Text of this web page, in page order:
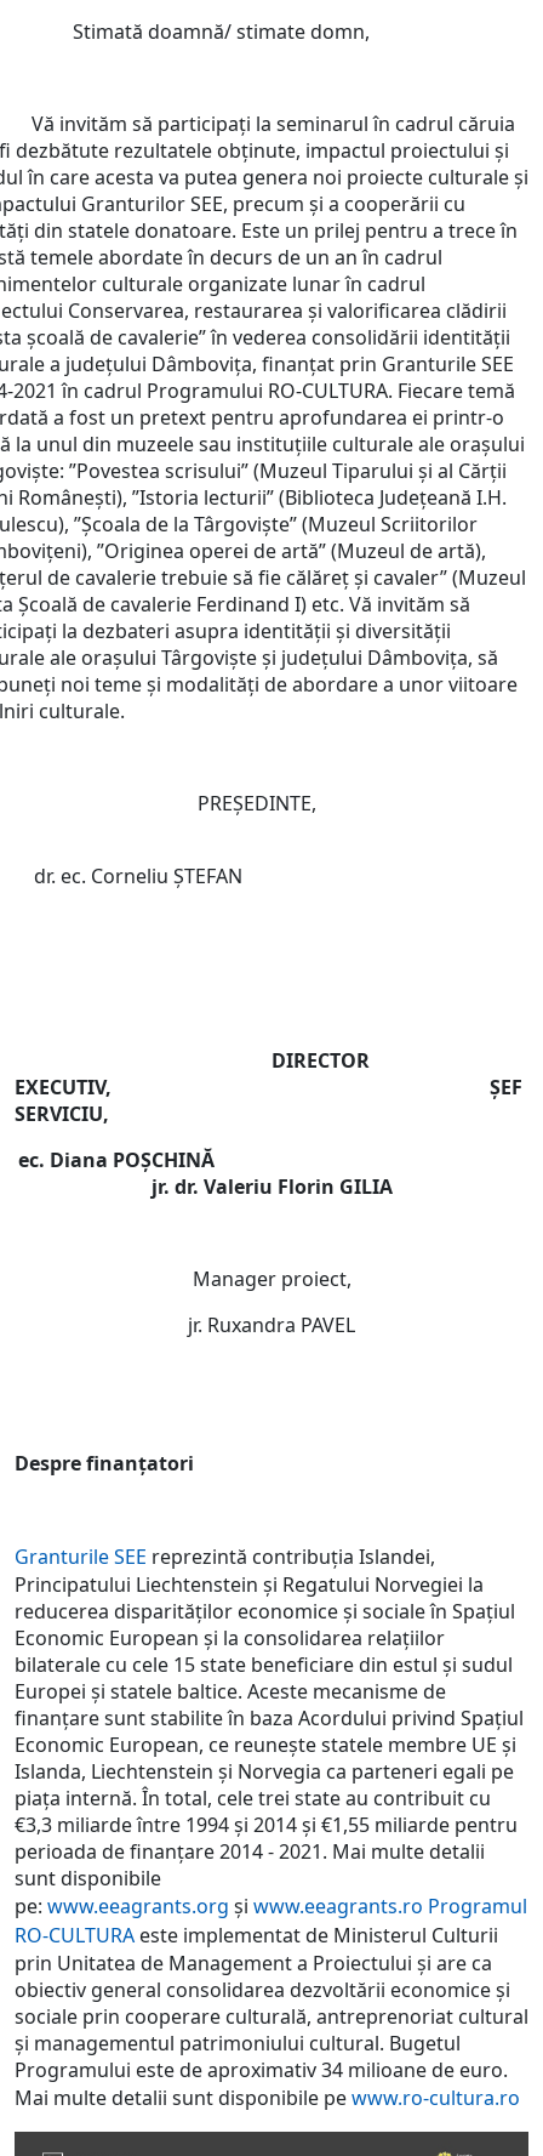
Stimată doamnă/ stimate domn,
să participați la seminarul în cadrul căruia
dezbătute rezultatele obținute, impactul proiectului și
în care acesta va putea genera noi proiecte culturale și
Granturilor SEE, precum și a cooperării cu
din statele donatoare. Este un prilej pentru a trece în
temele abordate în decurs de un an în cadrul
culturale organizate lunar în cadrul
Conservarea, restaurarea și valorificarea clădirii
școală de cavalerie” în vederea consolidării identității
a județului Dâmbovița, finanțat prin Granturile SEE
2021 în cadrul Programului RO-CULTURA. Fiecare temă
a fost un pretext pentru aprofundarea ei printr-o
la unul din muzeele sau instituțiile culturale ale orașului
”Povestea scrisului” (Muzeul Tiparului și al Cărții
Românești), ”Istoria lecturii” (Biblioteca Județeană I.H.
”Școala de la Târgoviște” (Muzeul Scriitorilor
”Originea operei de artă” (Muzeul de artă),
de cavalerie trebuie să fie călăreț și cavaler” (Muzeul
Școală de cavalerie Ferdinand I) etc. Vă invităm să
la dezbateri asupra identității și diversității
ale orașului Târgoviște și județului Dâmbovița, să
noi teme și modalități de abordare a unor viitoare
culturale.
PREȘEDINTE,
dr. ec. Corneliu ȘTEFAN
DIRECTOR
EXECUTIV, ȘEF
SERVICIU,
ec. Diana POȘCHINĂ
jr. dr. Valeriu Florin GILIA
Manager proiect,
jr. Ruxandra PAVEL
Despre finanțatori
Granturile SEE reprezintă contribuția Islandei,
Principatului Liechtenstein și Regatului Norvegiei la
reducerea disparităților economice și sociale în Spațiul
Economic European și la consolidarea relațiilor
bilaterale cu cele 15 state beneficiare din estul și sudul
Europei și statele baltice. Aceste mecanisme de
finanțare sunt stabilite în baza Acordului privind Spațiul
Economic European, ce reunește statele membre UE și
Islanda, Liechtenstein și Norvegia ca parteneri egali pe
piața internă. În total, cele trei state au contribuit cu
€3,3 miliarde între 1994 și 2014 și €1,55 miliarde pentru
perioada de finanțare 2014 - 2021. Mai multe detalii
sunt disponibile
pe: www.eeagrants.org și www.eeagrants.ro Programul
RO-CULTURA este implementat de Ministerul Culturii
prin Unitatea de Management a Proiectului și are ca
obiectiv general consolidarea dezvoltării economice și
sociale prin cooperare culturală, antreprenoriat cultural
și managementul patrimoniului cultural. Bugetul
Programului este de aproximativ 34 milioane de euro.
Mai multe detalii sunt disponibile pewww.ro-cultura.ro